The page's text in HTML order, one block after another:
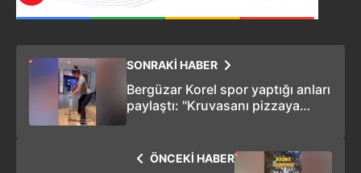
SONRAKİ HABER
Bergüzar Korel spor yaptığı anları
paylaştı: "Kruvasanı pizzaya
ÖNCEKİ HABER